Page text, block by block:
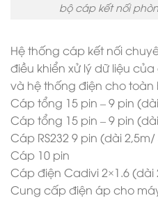
bộ cáp kết nối
Hệ thống cáp kết nối
điều khiển xử lý dữ liệu
và hệ thống điện cho toàn
Cáp tổng 15 pin – 9 pin
Cáp tổng 15 pin – 9 pin
Cáp RS232 9 pin (dài 2,5m/
Cáp 10 pin
Cáp điện Cadivi 2×1.6 (dài
Cung cấp điện áp cho